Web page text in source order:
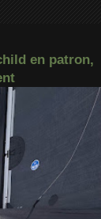
en patron,